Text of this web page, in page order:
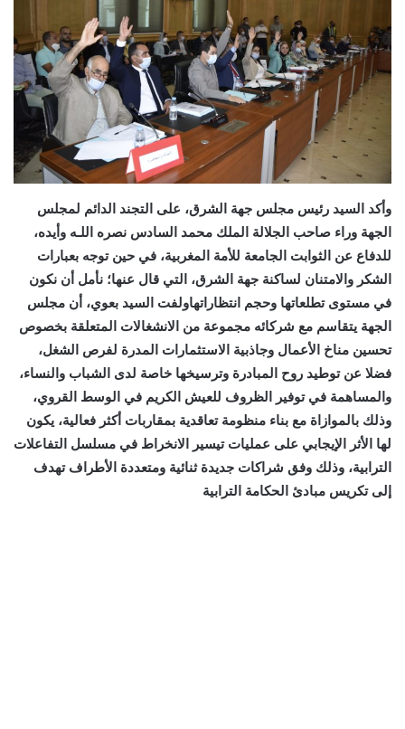
وأكد السيد رئيس مجلس جهة الشرق، على التجند الدائم لمجلس
الجهة وراء صاحب الجلالة الملك محمد السادس نصره اللـه وأيده،
للدفاع عن الثوابت الجامعة للأمة المغربية، في حين توجه بعبارات
الشكر والامتنان لساكنة جهة الشرق، التي قال عنها؛ نأمل أن نكون
في مستوى تطلعاتها وحجم انتظاراتهاولفت السيد بعوي، أن مجلس
الجهة يتقاسم مع شركائه مجموعة من الانشغالات المتعلقة بخصوص
تحسين مناخ الأعمال وجاذبية الاستثمارات المدرة لفرص الشغل،
فضلا عن توطيد روح المبادرة وترسيخها خاصة لدى الشباب والنساء،
والمساهمة في توفير الظروف للعيش الكريم في الوسط القروي،
وذلك بالموازاة مع بناء منظومة تعاقدية بمقاربات أكثر فعالية، يكون
لها الأثر الإيجابي على عمليات تيسير الانخراط في مسلسل التفاعلات
الترابية، وذلك وفق شراكات جديدة ثنائية ومتعددة الأطراف تهدف
إلى تكريس مبادئ الحكامة الترابية